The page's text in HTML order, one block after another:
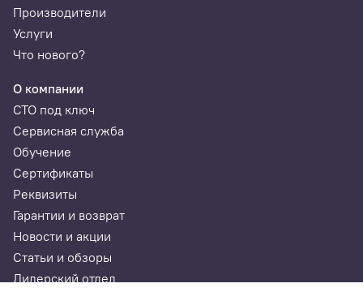
Производители
Услуги
Что нового?
О компании
СТО под ключ
Сервисная служба
Обучение
Сертификаты
Реквизиты
Гарантии и возврат
Новости и акции
Статьи и обзоры
Дилерский отдел